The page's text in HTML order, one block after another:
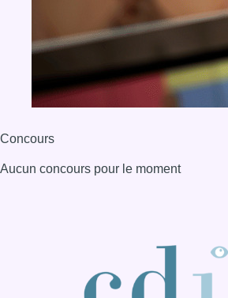
Concours
Aucun concours pour le moment